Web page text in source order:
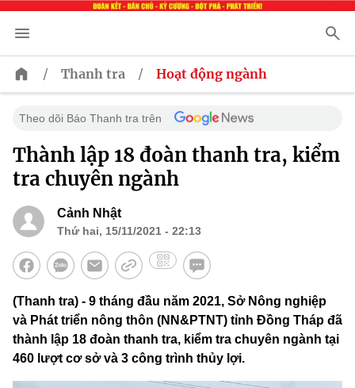
/ Thanh tra / Hoạt động ngành
Theo dõi Báo Thanh tra trên
Thành lập 18 đoàn thanh tra, kiểm
tra chuyên ngành
Cảnh Nhật
Thứ hai, 15/11/2021 - 22:13
(Thanh tra) - 9 tháng đầu năm 2021, Sở Nông nghiệp
và Phát triển nông thôn (NN&PTNT) tỉnh Đồng Tháp đã
thành lập 18 đoàn thanh tra, kiểm tra chuyên ngành tại
460 lượt cơ sở và 3 công trình thủy lợi.